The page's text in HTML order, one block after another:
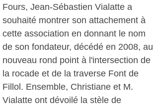
Fours, Jean-Sébastien Vialatte a
souhaité montrer son attachement à
cette association en donnant le nom
de son fondateur, décédé en 2008, au
nouveau rond point à l'intersection de
la rocade et de la traverse Font de
Fillol. Ensemble, Christiane et M.
Vialatte ont dévoilé la stèle de